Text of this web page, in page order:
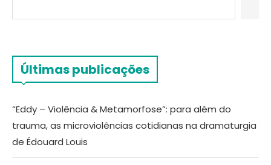
Últimas publicações
“Eddy – Violência & Metamorfose”: para além do
trauma, as microviolências cotidianas na dramaturgia
de Édouard Louis